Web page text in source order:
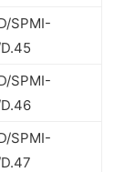
SPMI-
SPMI-
SPMI-